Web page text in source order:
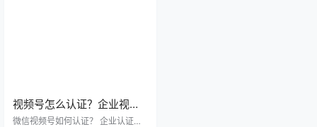
视频号怎么认证？企业视频
号认证需要满足哪些条件？
微信视频号如何认证？ 企业认证怎